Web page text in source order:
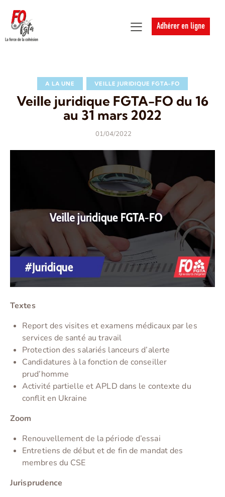
Adhérer en ligne
A LA UNE VEILLE JURIDIQUE FGTA-FO
Veille juridique FGTA-FO du 16
au 31 mars 2022
01/04/2022
Textes
Report des visites et examens médicaux par les
services de santé au travail
Protection des salariés lanceurs d’alerte
Candidatures à la fonction de conseiller
prud’homme
Activité partielle et APLD dans le contexte du
conflit en Ukraine
Zoom
Renouvellement de la période d’essai
Entretiens de début et de fin de mandat des
membres du CSE
Jurisprudence